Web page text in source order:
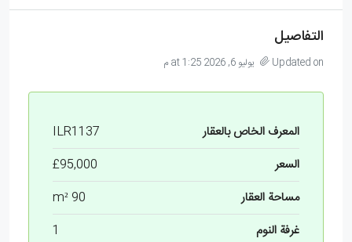
التفاصيل
Updated on يوليو 6, 2026 at 1:25 م
المعرف الخاص بالعقار
ILR1137
السعر
£95,000
مساحة العقار
90 m²
غرفة النوم
1